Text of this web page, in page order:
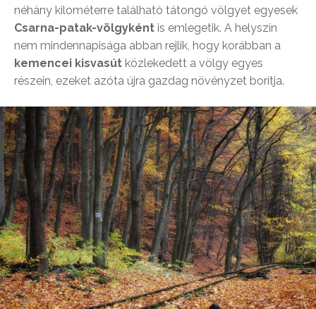
néhány kilométerre található tátongó völgyet egyesek
Csarna-patak-völgyként is emlegetik. A helyszín
nem mindennapisága abban rejlik, hogy korábban a
kemencei kisvasút közlekedett a völgy egyes
részein, ezeket azóta újra gazdag növényzet borítja.